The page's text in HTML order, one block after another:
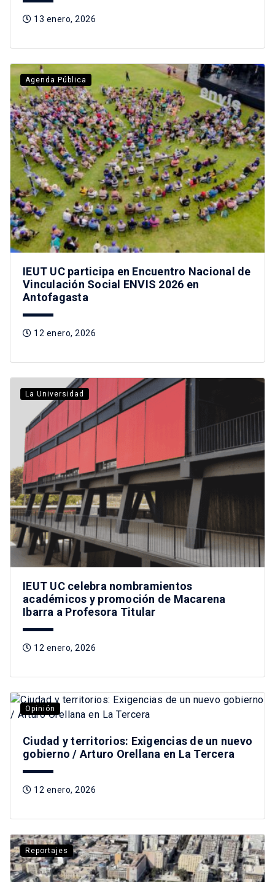
13 enero, 2026
Agenda Pública
IEUT UC participa en Encuentro Nacional de
Vinculación Social ENVIS 2026 en
Antofagasta
12 enero, 2026
La Universidad
IEUT UC celebra nombramientos
académicos y promoción de Macarena
Ibarra a Profesora Titular
12 enero, 2026
Opinión
Ciudad y territorios: Exigencias de un nuevo
gobierno / Arturo Orellana en La Tercera
12 enero, 2026
Reportajes